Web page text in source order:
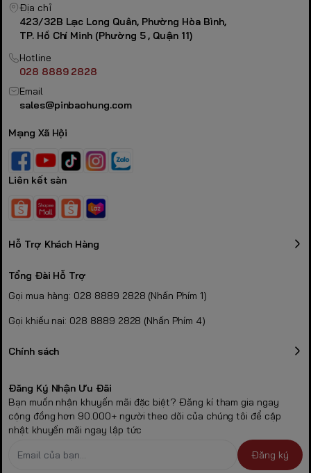
Địa chỉ
423/32B Lạc Long Quân, Phường Hòa Bình,
TP. Hồ Chí Minh (Phường 5 , Quận 11)
Hotline
028 8889 2828
Email
sales@pinbaohung.com
Mạng Xã Hội
Liên kết sàn
Hỗ Trợ Khách Hàng
Tổng Đài Hỗ Trợ
Gọi mua hàng: 028 8889 2828 (Nhấn Phím 1)
Gọi khiếu nại: 028 8889 2828 (Nhấn Phím 4)
Chính sách
Đăng Ký Nhận Ưu Đãi
Bạn muốn nhận khuyến mãi đặc biệt? Đăng kí tham gia ngay
cộng đồng hơn 90.000+ người theo dõi của chúng tôi để cập
nhật khuyến mãi ngay lập tức
Đăng ký